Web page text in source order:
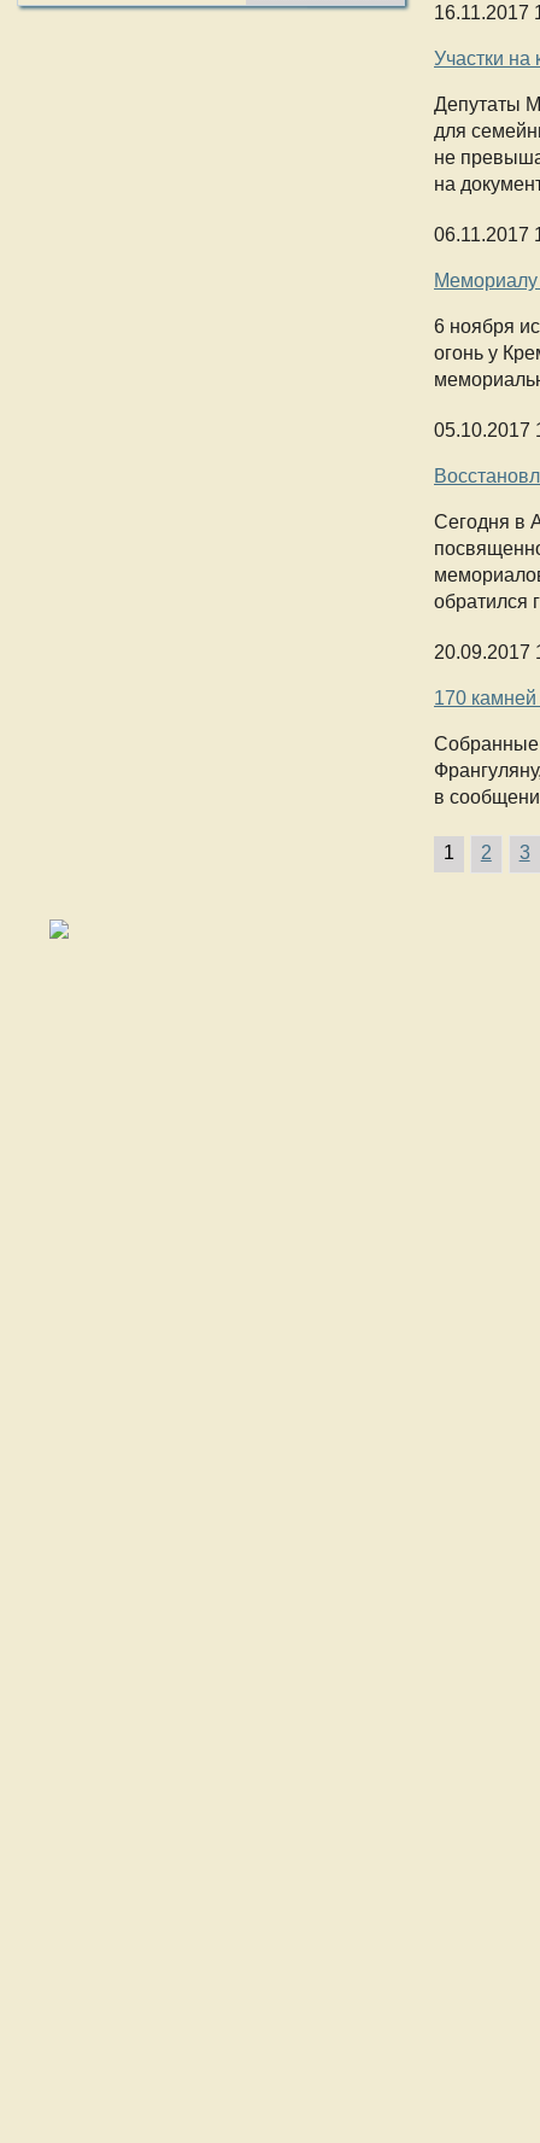
16.11.2017
Участки
Депутаты
для
не
на
06.11.2017
Мемориалу
6 ноября
огонь у
05.10.2017
Сегодня в
обратился
20.09.2017
170
Собранные
в
1 2 3